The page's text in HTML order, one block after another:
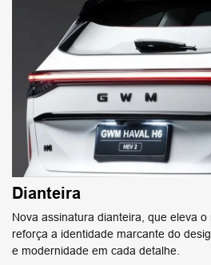
Dianteira
Nova assinatura dianteira, que eleva
reforça a identidade marcante do
e modernidade em cada detalhe.